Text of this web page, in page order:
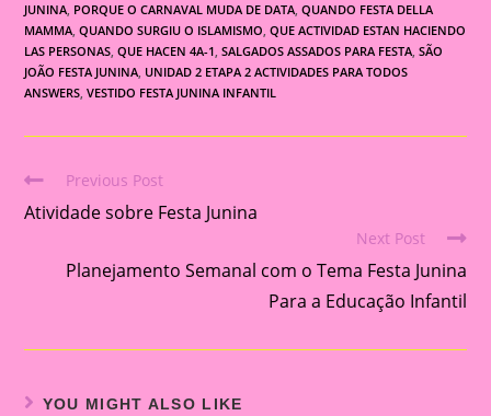
JUNINA, PORQUE O CARNAVAL MUDA DE DATA, QUANDO FESTA DELLA
MAMMA, QUANDO SURGIU O ISLAMISMO, QUE ACTIVIDAD ESTAN HACIENDO
LAS PERSONAS, QUE HACEN 4A-1, SALGADOS ASSADOS PARA FESTA, SÃO
JOÃO FESTA JUNINA, UNIDAD 2 ETAPA 2 ACTIVIDADES PARA TODOS
ANSWERS, VESTIDO FESTA JUNINA INFANTIL
Read
more
Previous Post
Atividade sobre Festa Junina
Next Post
Planejamento Semanal com o Tema Festa Junina
Para a Educação Infantil
YOU MIGHT ALSO LIKE